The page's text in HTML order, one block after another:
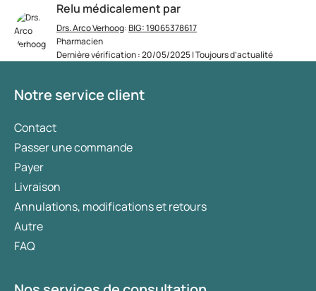
Relu médicalement par
Drs. Arco Verhoog:BIG: 19065378617
Pharmacien
Dernière vérification : 20/05/2025 | Toujours d’actualité
Notre service client
Contact
Passer une commande
Payer
Livraison
Annulations, modifications et retours
Autre
FAQ